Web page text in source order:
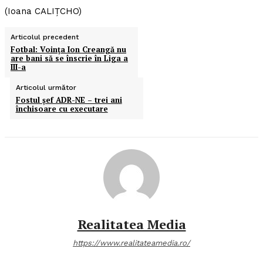
(Ioana CALIŢCHO)
Articolul precedent
Fotbal: Voinţa Ion Creangă nu
are bani să se înscrie în Liga a
III-a
Articolul următor
Fostul şef ADR-NE – trei ani
închisoare cu executare
Realitatea Media
https://www.realitateamedia.ro/